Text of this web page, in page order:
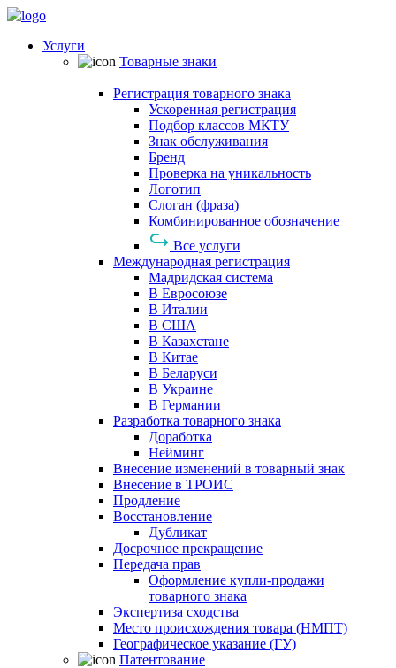
Услуги
Товарные знаки
Регистрация товарного знака
Ускоренная регистрация
Подбор классов МКТУ
Знак обслуживания
Бренд
Проверка на уникальность
Логотип
Слоган (фраза)
Комбинированное обозначение
Все услуги
Международная регистрация
Мадридская система
В Евросоюзе
В Италии
В США
В Казахстане
В Китае
В Беларуси
В Украине
В Германии
Разработка товарного знака
Доработка
Нейминг
Внесение изменений в товарный знак
Внесение в ТРОИС
Продление
Восстановление
Дубликат
Досрочное прекращение
Передача прав
Оформление купли-продажи
товарного знака
Экспертиза сходства
Место происхождения товара (НМПТ)
Географическое указание (ГУ)
Патентование